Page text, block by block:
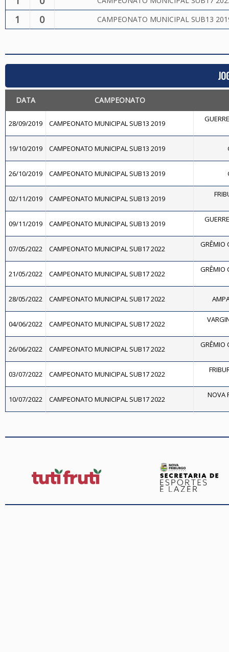
1 0 CAMPEONATO MUNICIPAL SUB13
DATA CAMPEONATO
28/09/2019 CAMPEONATO MUNICIPAL SUB13 2019
19/10/2019 CAMPEONATO MUNICIPAL SUB13 2019
26/10/2019 CAMPEONATO MUNICIPAL SUB13 2019
02/11/2019 CAMPEONATO MUNICIPAL SUB13 2019
09/11/2019 CAMPEONATO MUNICIPAL SUB13 2019
07/05/2022 CAMPEONATO MUNICIPAL SUB17 2022 GRÊMIO
21/05/2022 CAMPEONATO MUNICIPAL SUB17 2022 GRÊMIO
28/05/2022 CAMPEONATO MUNICIPAL SUB17 2022
04/06/2022 CAMPEONATO MUNICIPAL SUB17 2022
26/06/2022 CAMPEONATO MUNICIPAL SUB17 2022 GRÊMIO
03/07/2022 CAMPEONATO MUNICIPAL SUB17 2022
10/07/2022 CAMPEONATO MUNICIPAL SUB17 2022 NOVA